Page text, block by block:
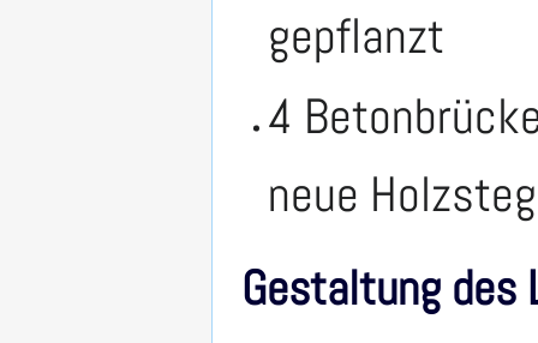
gepflanzt
4
neue
Gestaltung des